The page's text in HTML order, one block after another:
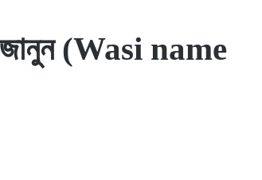
জানুন (Wasi name